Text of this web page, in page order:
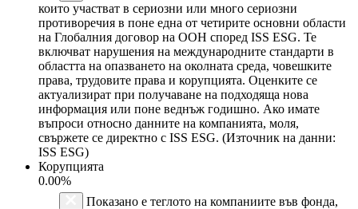
които участват в сериозни или много сериозни
противоречия в поне една от четирите основни области
на Глобалния договор на ООН според ISS ESG. Те
включват нарушения на международните стандарти в
областта на опазването на околната среда, човешките
права, трудовите права и корупцията. Оценките се
актуализират при получаване на подходяща нова
информация или поне веднъж годишно. Ако имате
въпроси относно данните на компанията, моля,
свържете се директно с ISS ESG. (Източник на данни:
ISS ESG)
Корупцията
0.00%
Показано е теглото на компаниите във фонда,